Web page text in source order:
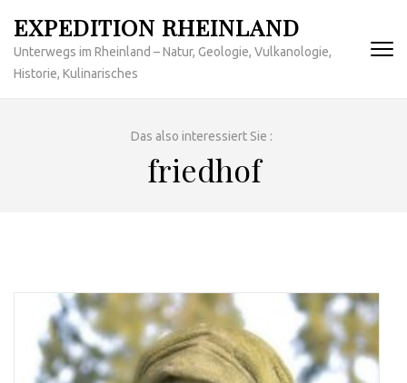
Inhalt
springen
(Enter
EXPEDITION RHEINLAND
Unterwegs im Rheinland – Natur, Geologie, Vulkanologie,
Historie, Kulinarisches
Das also interessiert Sie :
friedhof